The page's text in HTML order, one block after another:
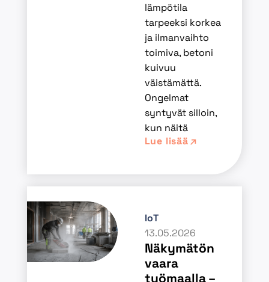
lämpötila
tarpeeksi korkea
ja ilmanvaihto
toimiva, betoni
kuivuu
väistämättä.
Ongelmat
syntyvät silloin,
kun näitä
Lue lisää
IoT
13.05.2026
Näkymätön
vaara
työmaalla –